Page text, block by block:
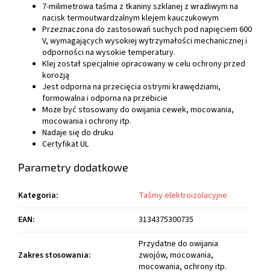
7-milimetrowa taśma z tkaniny szklanej z wrażliwym na
nacisk termoutwardzalnym klejem kauczukowym
Przeznaczona do zastosowań suchych pod napięciem 600
V, wymagających wysokiej wytrzymałości mechanicznej i
odporności na wysokie temperatury.
Klej został specjalnie opracowany w celu ochrony przed
korozją
Jest odporna na przecięcia ostrymi krawędziami,
formowalna i odporna na przebicie
Może być stosowany do owijania cewek, mocowania,
mocowania i ochrony itp.
Nadaje się do druku
Certyfikat UL
Parametry dodatkowe
Kategoria:
Taśmy elektroizolacyjne
EAN: 3134375300735
Zakres stosowania:
Przydatne do owijania
zwojów, mocowania,
mocowania, ochrony itp.